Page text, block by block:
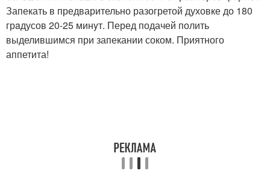
Запекать в предварительно разогретой духовке до 180
грaдусов 20-25 минyт. Перед подачей полить
выделившимся при запекании соком. Приятного
аппетита!